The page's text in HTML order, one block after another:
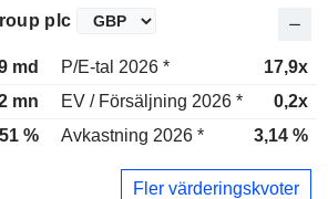
plc
md P/E-tal 2026 *
17,9x
mn EV / Försäljning 2026 *
0,2x
% Avkastning 2026 * 3,14 %
Fler värderingskvoter